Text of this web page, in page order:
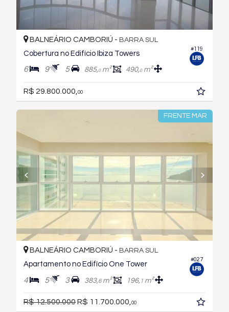
#119
BALNEÁRIO CAMBORIÚ - BARRA SUL
Cobertura no Edifício Ibiza Towers
6 9 5 885,0m² 490,0m²
R$ 29.800.000, 00
FRENTE MAR
#027
BALNEÁRIO CAMBORIÚ - BARRA SUL
Apartamento no Edifício One Tower
4 5 3 383,6m² 196, 1 m²
R$ 12.500.000R$ 11.700.000, 00